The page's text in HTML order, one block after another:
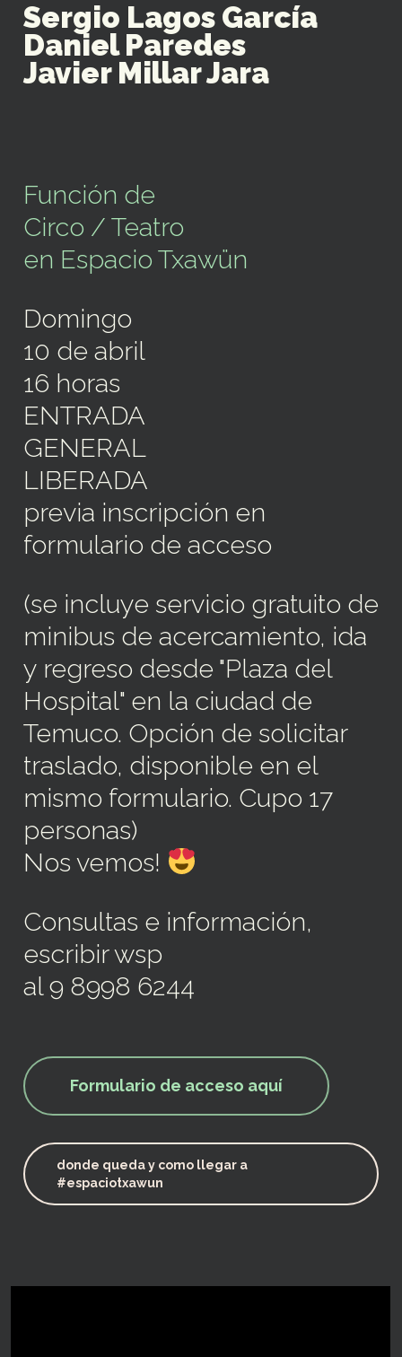
Sergio Lagos García
Daniel Paredes
Javier Millar Jara
Función de
Circo / Teatro
en Espacio Txawün
Domingo
10 de abril
16 horas
ENTRADA
GENERAL
LIBERADA
previa inscripción en
formulario de acceso
(se incluye servicio gratuito de
minibus de acercamiento, ida
y regreso desde "Plaza del
Hospital" en la ciudad de
Temuco. Opción de solicitar
traslado, disponible en el
mismo formulario. Cupo 17
personas)
Nos vemos!
Consultas e información,
escribir wsp
al 9 8998 6244
Formulario de acceso aquí
donde queda y como llegar a
#espaciotxawun